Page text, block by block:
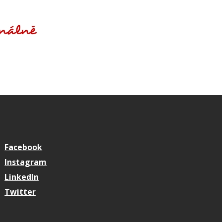
Facebook
Instagram
LinkedIn
Twitter